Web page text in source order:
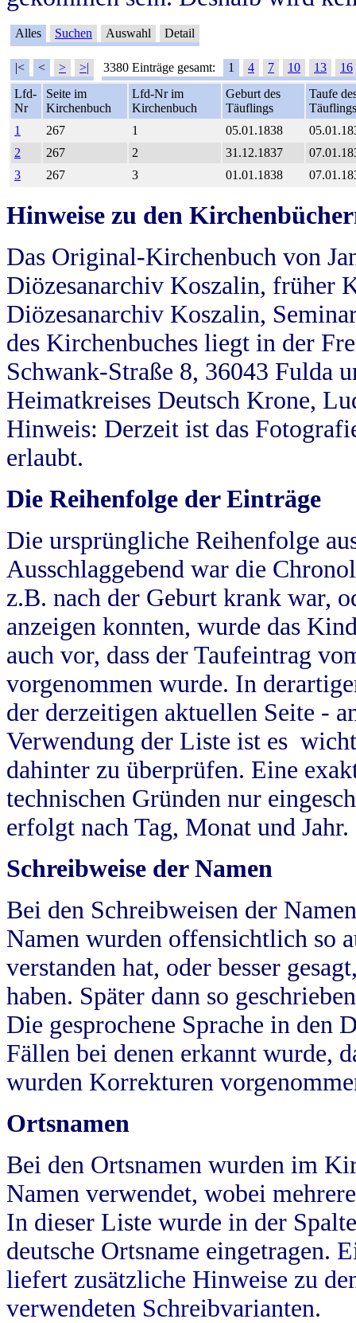
Alles Suchen Auswahl Detail
|< < > >| 3380 Einträge gesamt: 1 4 7 10 13
16
Lfd-
Nr
Seite im
Kirchenbuch
Lfd-Nr im
Kirchenbuch
Geburt des
Täuflings
Taufe
Täuflings
1
267 1 05.01.1838
2
267 2 31.12.1837
3
267 3 01.01.1838
Hinweise zu den
Das Original-Kirchenbuch von
Diözesanarchiv Koszalin, früher
Diözesanarchiv Koszalin,
des Kirchenbuches liegt in der
Schwank-Straße 8, 36043 Fulda
Heimatkreises Deutsch Krone,
Hinweis: Derzeit ist das
erlaubt.
Die Reihenfolge der Einträge
Die ursprüngliche Reihenfolge
Ausschlaggebend war die
z.B. nach der Geburt krank war,
anzeigen konnten, wurde das
auch vor, dass der Taufeintrag
vorgenommen wurde. In
der derzeitigen aktuellen Seite -
Verwendung der Liste ist es
dahinter zu überprüfen. Eine
technischen Gründen nur
erfolgt nach Tag, Monat und Jahr.
Schreibweise der Namen
Bei den Schreibweisen der
Namen wurden offensichtlich so
verstanden hat, oder besser
haben. Später dann so
Die gesprochene Sprache in
Fällen bei denen erkannt wurde,
wurden Korrekturen
Ortsnamen
Bei den Ortsnamen wurden im
Namen verwendet, wobei
In dieser Liste wurde in der
deutsche Ortsname eingetragen.
liefert zusätzliche Hinweise zu
verwendeten Schreibvarianten.